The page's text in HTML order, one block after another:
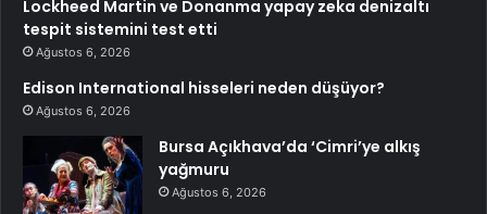
Lockheed Martin ve Donanma yapay zeka denizaltı
tespit sistemini test etti
Ağustos 6, 2026
Edison International hisseleri neden düşüyor?
Ağustos 6, 2026
Bursa Açıkhava’da ‘Cimri’ye alkış
yağmuru
Ağustos 6, 2026